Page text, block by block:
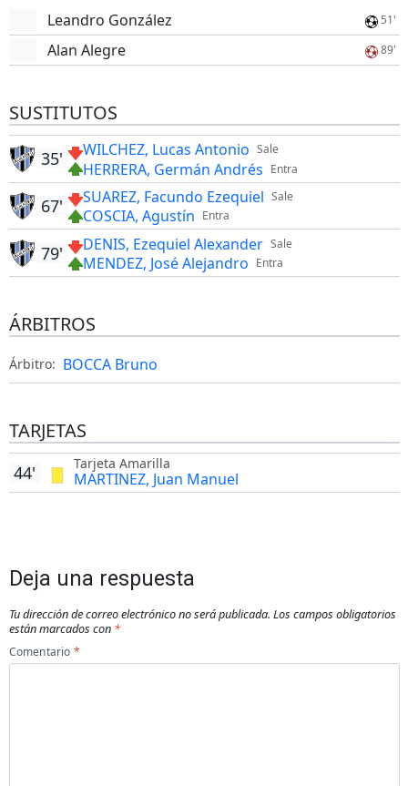
Leandro González 51'
Alan Alegre 89'
SUSTITUTOS
Sale
WILCHEZ, Lucas Antonio
Entra
HERRERA, Germán Andrés
35'
Sale
SUAREZ, Facundo Ezequiel
Entra
COSCIA, Agustín
67'
Sale
DENIS, Ezequiel Alexander
Entra
MENDEZ, José Alejandro
79'
ÁRBITROS
Árbitro: BOCCA Bruno
TARJETAS
Tarjeta Amarilla
MARTINEZ, Juan Manuel
44'
Deja una respuesta
Tu dirección de correo electrónico no será publicada. Los campos obligatorios
están marcados con *
Comentario *